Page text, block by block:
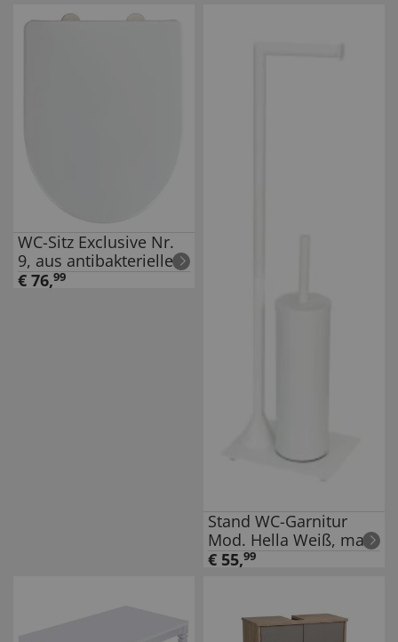
WC-Sitz Exclusive Nr.
9, aus antibakteriellem
Duroplast
€ 76,99
Stand WC-Garnitur
Mod. Hella Weiß, matt
lackiert
€ 55,99